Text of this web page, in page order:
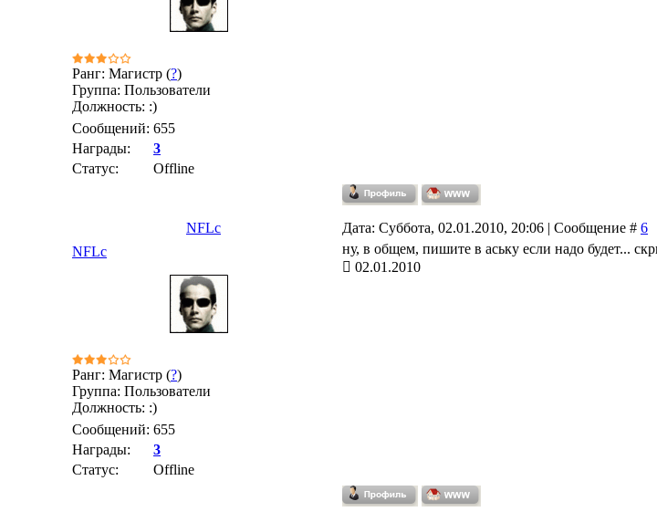
Ранг: Магистр (?)
Группа: Пользователи
Должность: :)
Сообщений: 655
Награды:
3
Статус:
Offline
NFLc Дата: Суббота, 02.01.2010, 20:06 | Сообщение # 6
NFLc
Ранг: Магистр (?)
Группа: Пользователи
Должность: :)
Сообщений: 655
Награды:
3
Статус:
Offline
ну, в общем, пишите в аську если надо будет...
02.01.2010